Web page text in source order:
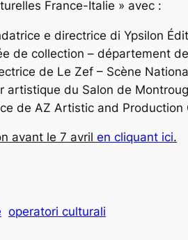
France-Italie » avec :
e directrice di Ypsilon
de collection – département
de Le Zef – Scène
artistique du Salon de
de AZ Artistic and Production
avant le 7 avril en cliquant ici.
operatori culturali